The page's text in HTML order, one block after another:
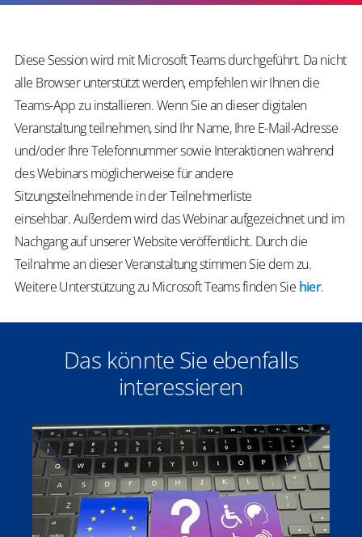
Diese Session wird mit Microsoft Teams durchgeführt. Da nicht
alle Browser unterstützt werden, empfehlen wir Ihnen die
Teams-App zu installieren. Wenn Sie an dieser digitalen
Veranstaltung teilnehmen, sind Ihr Name, Ihre E-Mail-Adresse
und/oder Ihre Telefonnummer sowie Interaktionen während
des Webinars möglicherweise für andere
Sitzungsteilnehmende in der Teilnehmerliste
einsehbar. Außerdem wird das Webinar aufgezeichnet und im
Nachgang auf unserer Website veröffentlicht. Durch die
Teilnahme an dieser Veranstaltung stimmen Sie dem zu.
Weitere Unterstützung zu Microsoft Teams finden Sie hier.
Das könnte Sie ebenfalls
interessieren